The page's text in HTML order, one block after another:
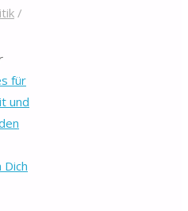
/
für
und
Dich